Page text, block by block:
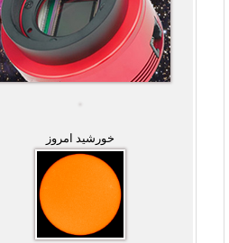
خورشید امروز